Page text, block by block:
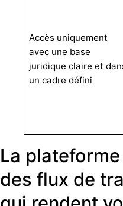
Accès uniquement
avec une base
juridique claire et
un cadre défini
La
des flux de